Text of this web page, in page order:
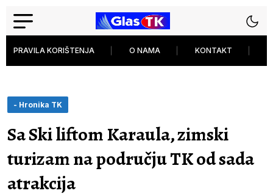
PRAVILA KORIŠTENJA O NAMA KONTAKT
- Hronika TK
Sa Ski liftom Karaula, zimski
turizam na području TK od sada
atrakcija